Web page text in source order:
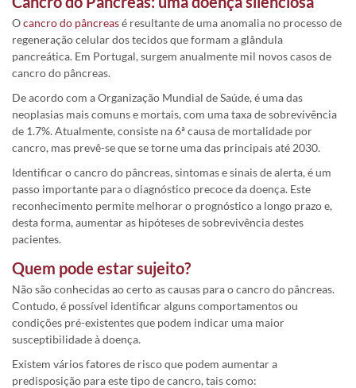
Ocancro do pâncreasé resultante de uma anomalia no processo de
regeneração celular dos tecidos que formam a glândula
pancreática. Em Portugal, surgem anualmente mil novos casos de
cancro do pâncreas.
De acordo com a Organização Mundial de Saúde, é uma das
neoplasias mais comuns e mortais, com uma taxa de sobrevivência
de 1.7%. Atualmente, consiste na 6ª causa de mortalidade por
cancro, mas prevê-se que se torne uma das principais até 2030.
Identificar o cancro do pâncreas, sintomas e sinais de alerta, é um
passo importante para o diagnóstico precoce da doença. Este
reconhecimento permite melhorar o prognóstico a longo prazo e,
desta forma, aumentar as hipóteses de sobrevivência destes
pacientes.
Quem pode estar sujeito?
Não são conhecidas ao certo as causas para o cancro do pâncreas.
Contudo, é possível identificar alguns comportamentos ou
condições pré-existentes que podem indicar uma maior
susceptibilidade à doença.
Existem vários fatores de risco que podem aumentar a
predisposição para este tipo de cancro, tais como: